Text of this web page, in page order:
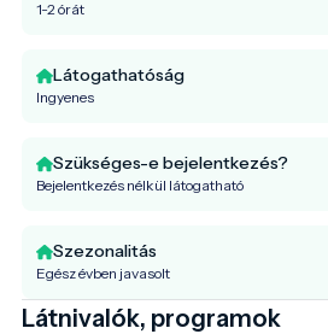
1-2 órát
Látogathatóság
Ingyenes
Szükséges-e bejelentkezés?
Bejelentkezés nélkül látogatható
Szezonalitás
Egész évben javasolt
Látnivalók, programok